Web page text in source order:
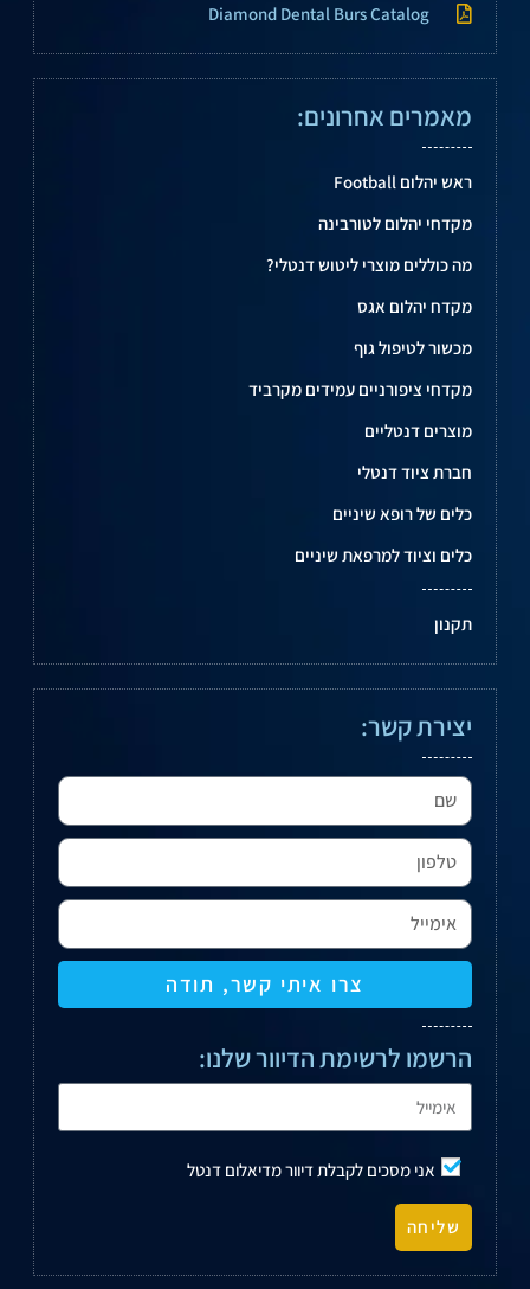
Diamond Dental Burs Catalog
מאמרים אחרונים:
ראש יהלום Football
מקדחי יהלום לטורבינה
מה כוללים מוצרי ליטוש דנטלי?
מקדח יהלום אגס
מכשור לטיפול גוף
מקדחי ציפורניים עמידים מקרביד
מוצרים דנטליים
חברת ציוד דנטלי
כלים של רופא שיניים
כלים וציוד למרפאת שיניים
תקנון
יצירת קשר:
צרו איתי קשר, תודה
הרשמו לרשימת הדיוור שלנו:
אני מסכים לקבלת דיוור מדיאלום דנטל
שליחה